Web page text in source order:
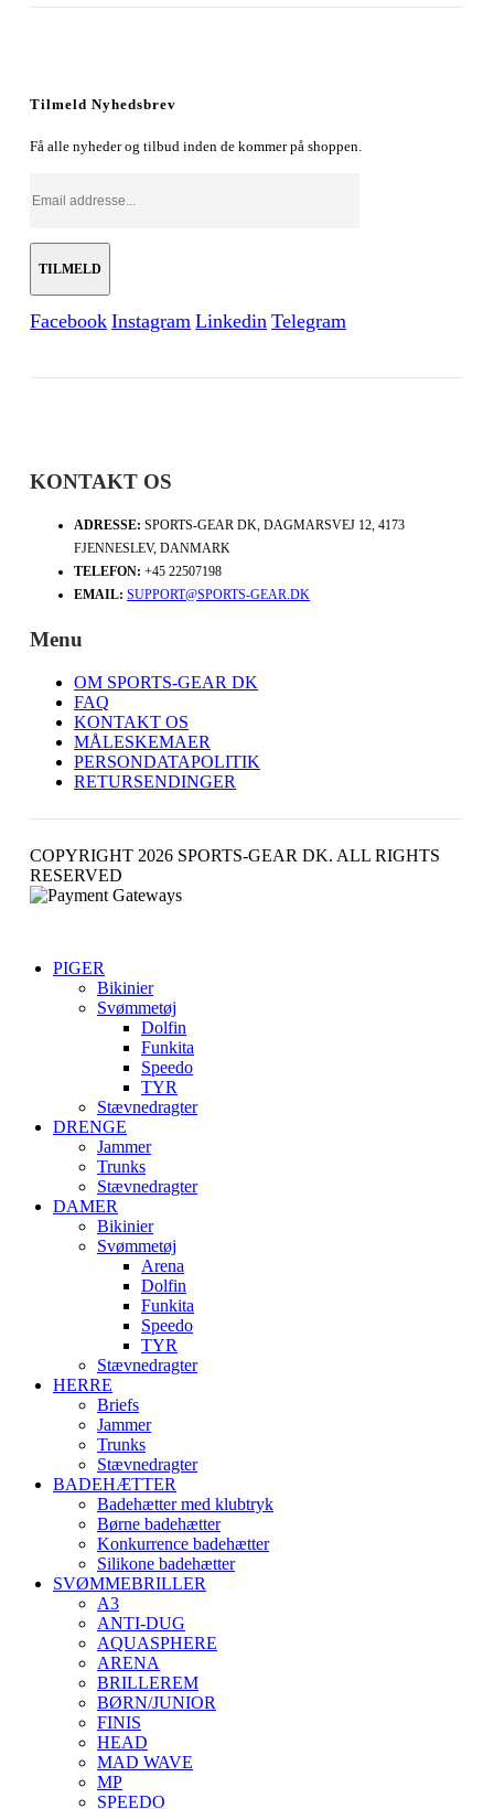
Tilmeld Nyhedsbrev
Få alle nyheder og tilbud inden de kommer på shoppen.
Facebook Instagram Linkedin Telegram
KONTAKT OS
ADRESSE: SPORTS-GEAR DK, DAGMARSVEJ 12, 4173
FJENNESLEV, DANMARK
TELEFON: +45 22507198
EMAIL: SUPPORT@SPORTS-GEAR.DK
Menu
OM SPORTS-GEAR DK
FAQ
KONTAKT OS
MÅLESKEMAER
PERSONDATAPOLITIK
RETURSENDINGER
COPYRIGHT 2026 SPORTS-GEAR DK. ALL RIGHTS
RESERVED
PIGER
Bikinier
Svømmetøj
Dolfin
Funkita
Speedo
TYR
Stævnedragter
DRENGE
Jammer
Trunks
Stævnedragter
DAMER
Bikinier
Svømmetøj
Arena
Dolfin
Funkita
Speedo
TYR
Stævnedragter
HERRE
Briefs
Jammer
Trunks
Stævnedragter
BADEHÆTTER
Badehætter med klubtryk
Børne badehætter
Konkurrence badehætter
Silikone badehætter
SVØMMEBRILLER
A3
ANTI-DUG
AQUASPHERE
ARENA
BRILLEREM
BØRN/JUNIOR
FINIS
HEAD
MAD WAVE
MP
SPEEDO